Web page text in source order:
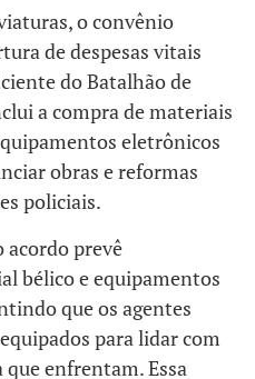
o convênio
de despesas vitais
do Batalhão de
a compra de materiais
eletrônicos
obras e reformas
policiais.
prevê
bélico e equipamentos
que os agentes
para lidar com
que enfrentam. Essa